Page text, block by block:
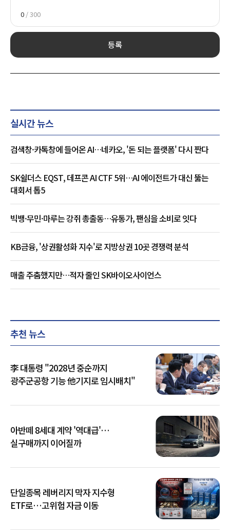
0 / 300
등록
실시간 뉴스
검색창·카톡창에 들어온 AI…네카오, '돈 되는 플랫폼' 다시 짠다
SK쉴더스 EQST, 데프콘 AI CTF 5위…AI 에이전트가 대신 뚫는
대회서 톱5
빅뱅·무민·마루는 강쥐 총출동…유통가, 팬심을 소비로 잇다
KB금융, '상권활성화 지수'로 지방상권 10곳 경쟁력 분석
매출 주춤했지만…적자 줄인 SK바이오사이언스
추천 뉴스
李 대통령 "2028년 중순까지
광주군공항 기능 他기지로 임시배치"
아반떼 8세대 계약 '역대급'…
실구매까지 이어질까
단일종목 레버리지 막자 지수형
ETF로…고위험 자금 이동